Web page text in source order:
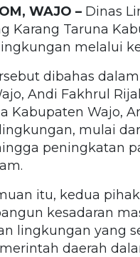
WAJO – Dinas
Karang Taruna
melalui
dibahas
Andi Fakhrul
Kabupaten Wajo,
mulai
peningkatan
itu, kedua
kesadaran
lingkungan yang
daerah